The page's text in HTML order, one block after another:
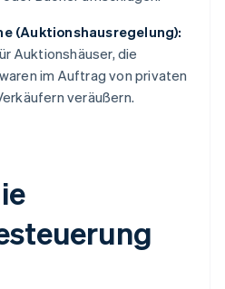
(Auktionshausregelung):
Auktionshäuser, die
im Auftrag von privaten
veräußern.